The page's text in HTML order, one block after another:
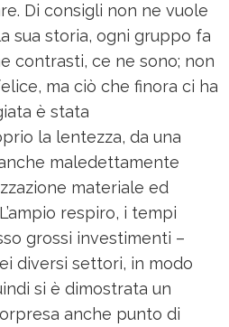
Di consigli non ne vuole
sua storia, ogni gruppo fa
contrasti, ce ne sono; non
ma ciò che finora ci ha
è stata
la lentezza, da una
maledettamente
materiale ed
respiro, i tempi
grossi investimenti –
diversi settori, in modo
si è dimostrata un
anche punto di